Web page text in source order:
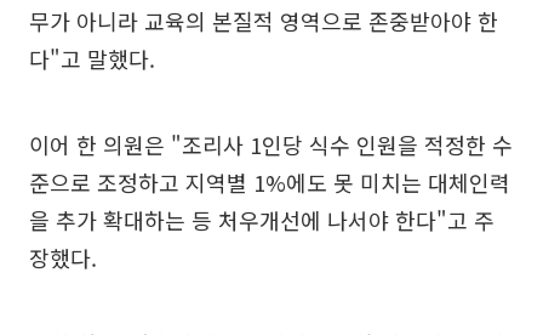
무가 아니라 교육의 본질적 영역으로 존중받아야 한
다"고 말했다.
이어 한 의원은 "조리사 1인당 식수 인원을 적정한 수
준으로 조정하고 지역별 1%에도 못 미치는 대체인력
을 추가 확대하는 등 처우개선에 나서야 한다"고 주
장했다.